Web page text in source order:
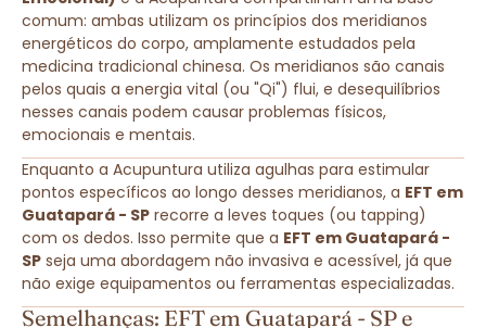
comum: ambas utilizam os princípios dos meridianos
energéticos do corpo, amplamente estudados pela
medicina tradicional chinesa. Os meridianos são canais
pelos quais a energia vital (ou "Qi") flui, e desequilíbrios
nesses canais podem causar problemas físicos,
emocionais e mentais.
Enquanto a Acupuntura utiliza agulhas para estimular
pontos específicos ao longo desses meridianos, a EFT em
Guatapará - SP recorre a leves toques (ou tapping)
com os dedos. Isso permite que a EFT em Guatapará -
SP seja uma abordagem não invasiva e acessível, já que
não exige equipamentos ou ferramentas especializadas.
Semelhanças: EFT em Guatapará - SP e